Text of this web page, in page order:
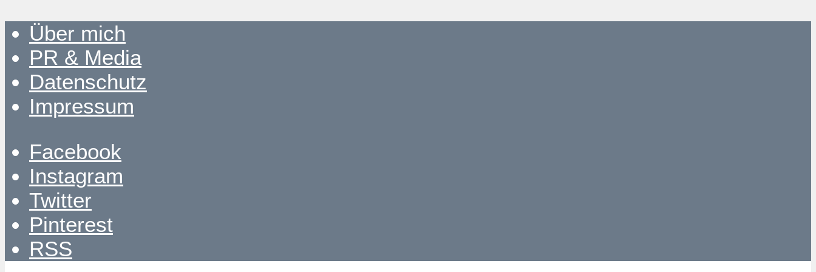
Über mich
PR & Media
Datenschutz
Impressum
Facebook
Instagram
Twitter
Pinterest
RSS